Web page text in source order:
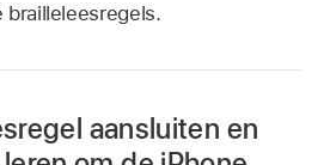
aansluiten en